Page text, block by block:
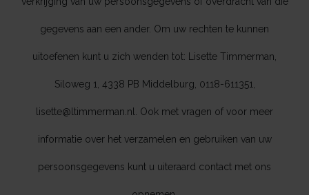
gegevens aan een ander. Om uw rechten te kunnen
uitoefenen kunt u zich wenden tot: Lisette Timmerman,
Siloweg 1, 4338 PB Middelburg, 0118-611351,
lisette@ltimmerman.nl. Ook met vragen of voor meer
informatie over het verzamelen en gebruiken van uw
persoonsgegevens kunt u uiteraard contact met ons